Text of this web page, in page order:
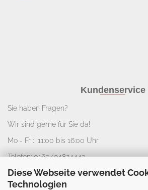
Diese Webseite verwendet
Technologien
Kundenservice
Sie haben Fragen?
Wir sind gerne für Sie da!
Mo - Fr : 11:00 bis 16:00 Uhr
Telefon: 0160/94824443
E-Mail:info@nice-deko.de